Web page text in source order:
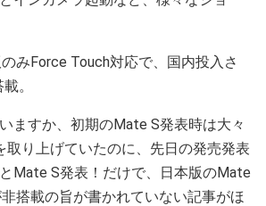
みForce Touch対応で、国内投入さ
。
ますか、初期のMate S発表時は大々
取り上げていたのに、先日の発売発表
Mate S発表！だけで、日本版のMate
搭載の旨が書かれていない記事がほ